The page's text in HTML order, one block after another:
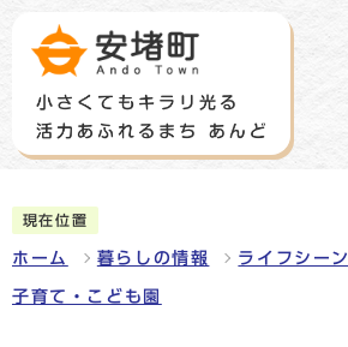
現在位置
ホーム 暮らしの情報 ライフシーン
子育て・こども園